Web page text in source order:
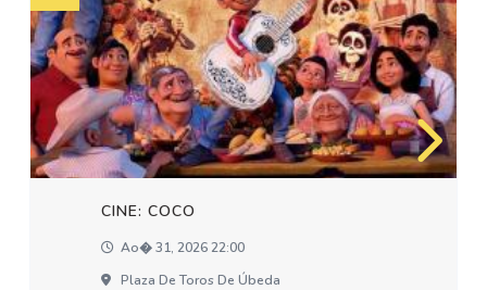
CINE: COCO
Ao� 31, 2026 22:00
Plaza De Toros De Úbeda